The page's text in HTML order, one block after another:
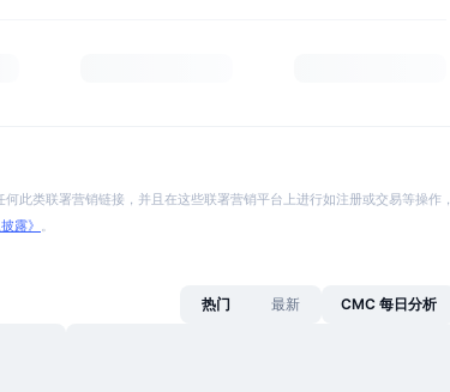
此类联署营销链接，并且在这些联署营销平台上进行如注册或交易等操作，
露》 。
热门 最新 CMC 每日分析